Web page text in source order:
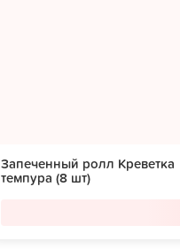
Запеченный ролл Креветка
темпура (8 шт)